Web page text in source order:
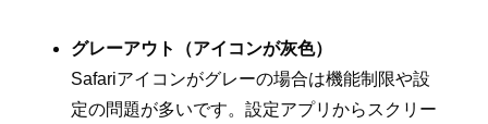
グレーアウト（アイコンが灰色）
Safariアイコンがグレーの場合は機能制限や設
定の問題が多いです。設定アプリからスクリー